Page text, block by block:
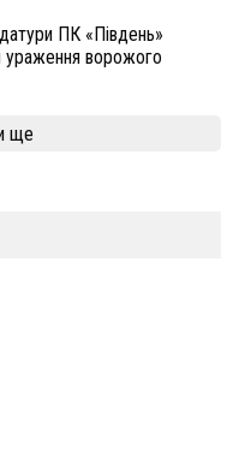
ПК «Південь»
ураження ворожого
ще